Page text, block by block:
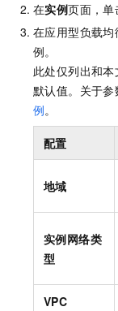
在实例页面，单
在应用型负载均
例。
此处仅列出和
默认值。关于
例。
配置
地域
实例网络类
型
VPC